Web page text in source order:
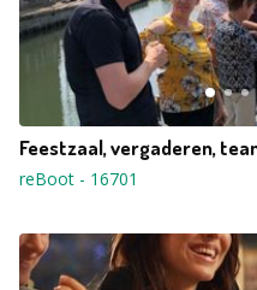
Feestzaal, vergaderen,
reBoot - 16701